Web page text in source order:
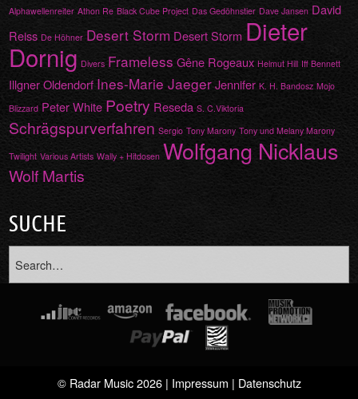
Alphawellenreiter Athon Re Black Cube Project Das Gedöhnstier Dave Jansen David
Reiss De Höhner Desert Storm Desert Storm Dieter
Dornig Divers Frameless Gêne Rogeaux Helmut Hill Iff Bennett
Illgner Oldendorf Ines-Marie Jaeger Jennifer K. H. Bandosz Mojo
Blizzard Peter White Poetry Reseda S. C.Viktoria
Schrägspurverfahren Sergio Tony Marony Tony und Melany Marony
Twilight Various Artists Wally + Hitdosen Wolfgang Nicklaus
Wolf Martis
SUCHE
© Radar Music 2026 | Impressum | Datenschutz